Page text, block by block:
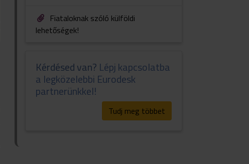
Fiataloknak szóló külföldi
lehetőségek!
Kérdésed van? Lépj kapcsolatba
a legközelebbi Eurodesk
partnerünkkel!
Tudj meg többet